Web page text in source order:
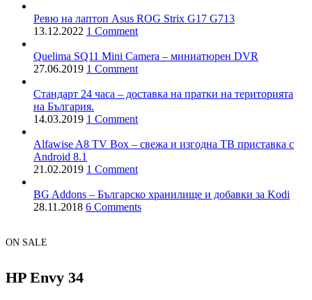
Ревю на лаптоп Asus ROG Strix G17 G713
13.12.2022 1 Comment
Quelima SQ11 Mini Camera – миниатюрен DVR
27.06.2019 1 Comment
Стандарт 24 часа – доставка на пратки на територията
на България.
14.03.2019 1 Comment
Alfawise A8 TV Box – свежа и изгодна ТВ приставка с
Android 8.1
21.02.2019 1 Comment
BG Addons – Българско хранилище и добавки за Kodi
28.11.2018 6 Comments
ON SALE
HP Envy 34